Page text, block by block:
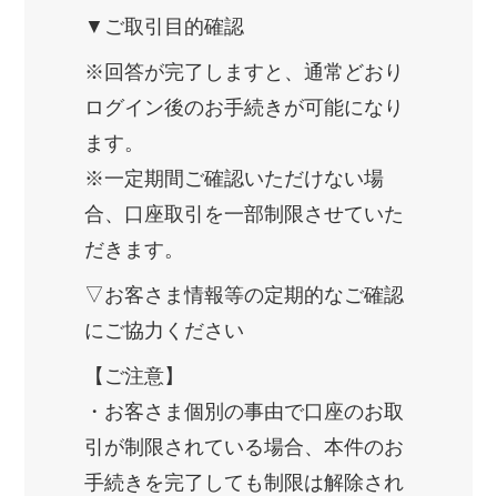
▼ご取引目的確認
※回答が完了しますと、通常どおり
ログイン後のお手続きが可能になり
ます。
※一定期間ご確認いただけない場
合、口座取引を一部制限させていた
だきます。
▽お客さま情報等の定期的なご確認
にご協力ください
【ご注意】
・お客さま個別の事由で口座のお取
引が制限されている場合、本件のお
手続きを完了しても制限は解除され